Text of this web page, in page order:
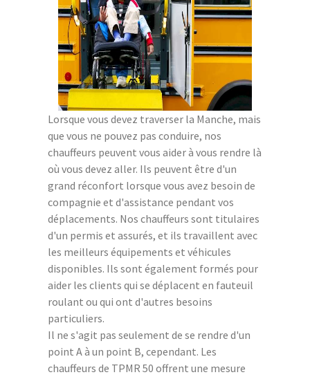
Lorsque vous devez traverser la Manche, mais
que vous ne pouvez pas conduire, nos
chauffeurs peuvent vous aider à vous rendre là
où vous devez aller. Ils peuvent être d'un
grand réconfort lorsque vous avez besoin de
compagnie et d'assistance pendant vos
déplacements. Nos chauffeurs sont titulaires
d'un permis et assurés, et ils travaillent avec
les meilleurs équipements et véhicules
disponibles. Ils sont également formés pour
aider les clients qui se déplacent en fauteuil
roulant ou qui ont d'autres besoins
particuliers.
Il ne s'agit pas seulement de se rendre d'un
point A à un point B, cependant. Les
chauffeurs de TPMR 50 offrent une mesure